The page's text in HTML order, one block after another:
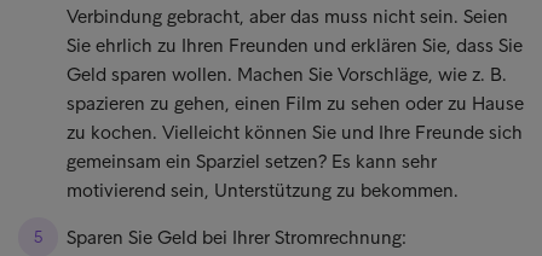
Verbindung gebracht, aber das muss nicht sein. Seien
Sie ehrlich zu Ihren Freunden und erklären Sie, dass Sie
Geld sparen wollen. Machen Sie Vorschläge, wie z. B.
spazieren zu gehen, einen Film zu sehen oder zu Hause
zu kochen. Vielleicht können Sie und Ihre Freunde sich
gemeinsam ein Sparziel setzen? Es kann sehr
motivierend sein, Unterstützung zu bekommen.
Sparen Sie Geld bei Ihrer Stromrechnung: